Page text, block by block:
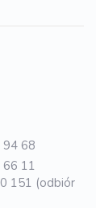
94 68
66 11
151 (odbiór